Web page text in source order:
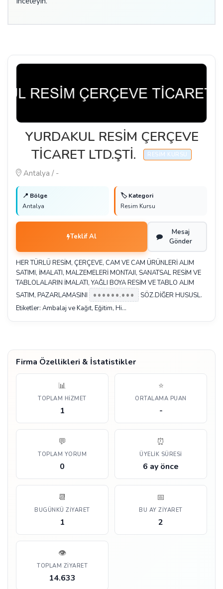
YURDAKUL RESİM ÇERÇEVE
TİCARET LTD.ŞTİ.
RESIM KURSU
Antalya / -
📍 Bölge
Antalya
🏷️ Kategori
Resim Kursu
Teklif Al
Mesaj
Gönder
HER TÜRLÜ RESİM, ÇERÇEVE, CAM VE CAM ÜRÜNLERİ ALIM
SATIMI, İMALATI, MALZEMELERİ MONTAJI, SANATSAL RESİM VE
TABLOLALARIN İMALATI, YAĞLI BOYA RESİM VE TABLO ALIM
SATIM, PAZARLAMASINI
••••••.•••
SÖZ.DİĞER HUSUSL.
Etiketler: Ambalaj ve Kağıt, Eğitim, Hi…
Firma Özellikleri & İstatistikler
📊
TOPLAM HIZMET
1
⭐
ORTALAMA PUAN
-
💬
TOPLAM YORUM
0
⏰
ÜYELIK SÜRESI
6 ay önce
📆
BUGÜNKÜ ZIYARET
1
📅
BU AY ZIYARET
2
👁️
TOPLAM ZIYARET
14.633